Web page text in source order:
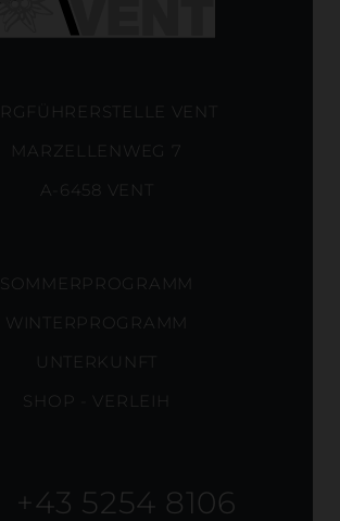
VENT
MARZELLENWEG 7
A-6458 VENT
SOMMERPROGRAMM
WINTERPROGRAMM
UNTERKUNFT
SHOP - VERLEIH
+43 5254 8106